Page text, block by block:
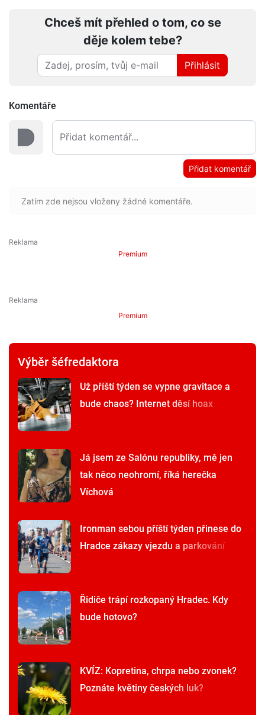
Chceš mít přehled o tom, co se
děje kolem tebe?
Přihlásit
Komentáře
Přidat komentář
Zatím zde nejsou vloženy žádné komentáře.
Premium
Premium
Výběr šéfredaktora
Už příští týden se vypne gravitace a
bude chaos? Internet děsí hoax
Já jsem ze Salónu republiky, mě jen
tak něco neohromí, říká herečka
Víchová
Ironman sebou příští týden přinese do
Hradce zákazy vjezdu a parkování
Řidiče trápí rozkopaný Hradec. Kdy
bude hotovo?
KVÍZ: Kopretina, chrpa nebo zvonek?
Poznáte květiny českých luk?